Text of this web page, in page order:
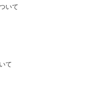
いて
て